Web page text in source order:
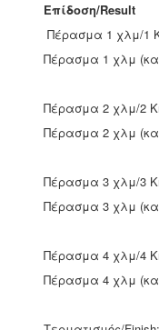
Επίδοση/Result
Πέρασμα 1 χλμ/1
Πέρασμα 1 χλμ
Πέρασμα 2 χλμ/2
Πέρασμα 2 χλμ
Πέρασμα 3 χλμ/3
Πέρασμα 3 χλμ
Πέρασμα 4 χλμ/4
Πέρασμα 4 χλμ